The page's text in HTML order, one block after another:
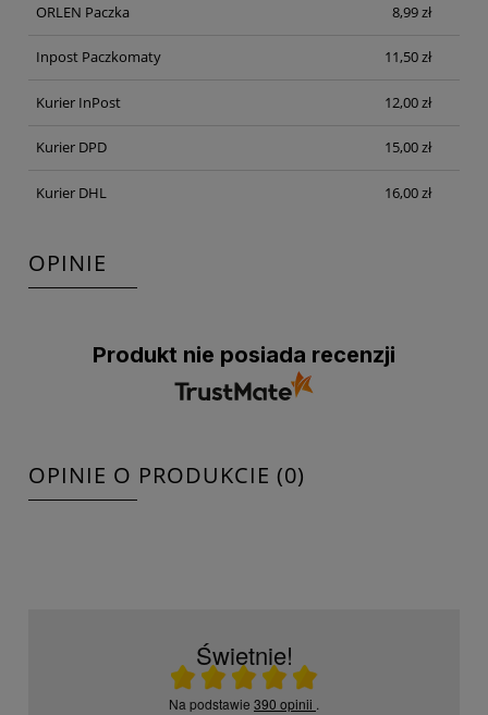
ORLEN Paczka
8,99 zł
Inpost Paczkomaty 11,50 zł
Kurier InPost 12,00 zł
Kurier DPD 15,00 zł
Kurier DHL 16,00 zł
OPINIE
Produkt nie posiada recenzji
OPINIE O PRODUKCIE (0)
Świetnie!
Ocena średnia 5 na 5
Na podstawie 390 opinii .